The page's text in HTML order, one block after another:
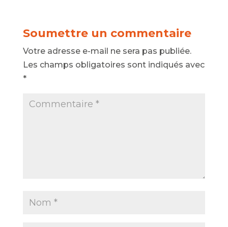
Soumettre un commentaire
Votre adresse e-mail ne sera pas publiée.
Les champs obligatoires sont indiqués avec
*